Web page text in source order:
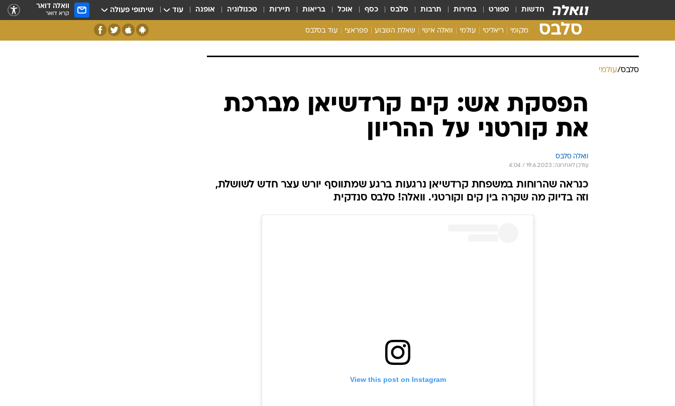
חדשות ספורט בחירות תרבות סלבס כסף אוכל בריאות תיירות טכנולוגיה אופנה עוד שיתופי פעולה וואלה דואר
קרא דואר
סלבס מקומי ריאליטי עולמי וואלה אישי שאלת השבוע פפראצי עוד בסלבס
רכלו לנו
סלבס/עולמי
הפסקת אש: קים קרדשיאן מברכת
את קורטני על ההריון
וואלה סלבס
עודכן לאחרונה: 19.6.2023 / 4:04
כנראה שהרוחות במשפחת קרדשיאן נרגעות ברגע שמתווסף יורש עצר חדש לשושלת,
וזה בדיוק מה שקרה בין קים וקורטני. וואלה! סלבס סנדקית
View this post on Instagram